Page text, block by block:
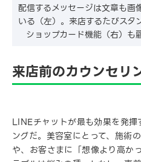
配信するメッセージは文章も画
いる（左）。来店するたびスタ
ショップカード機能（右）も
来店前のカウンセリ
LINEチャットが最も効果を発
ングだ。美容室にとって、施術
や、お客さまに「想像より高か